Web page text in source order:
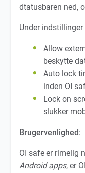
dtatusbaren ned,
Under
Allow
beskytte
Auto lock
inden OI
Lock on
slukker
Brugervenlighed:
OI safe er rimelig
Android apps, er